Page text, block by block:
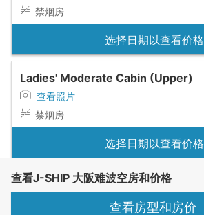
禁烟房
选择日期以查看价格
Ladies' Moderate Cabin (Upper)
查看照片
禁烟房
选择日期以查看价格
查看J-SHIP 大阪难波空房和价格
查看房型和房价